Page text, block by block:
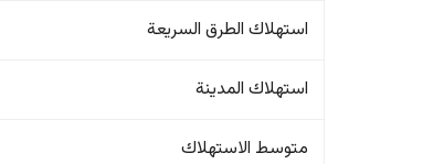
استهلاك الطرق السريعة
استهلاك المدينة
متوسط الاستهلاك